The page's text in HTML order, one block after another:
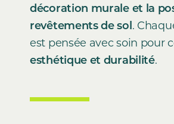
décoration murale et la
revêtements de sol.
est pensée avec soin pour
esthétique et durabilité.